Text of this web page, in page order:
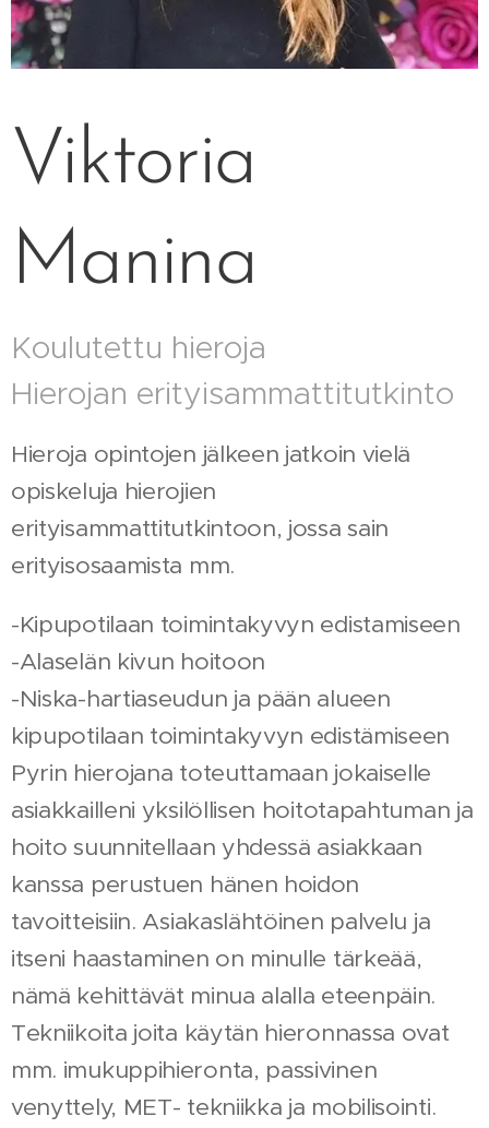
Viktoria
Manina
Koulutettu hieroja
Hierojan erityisammattitutkinto
Hieroja opintojen jälkeen jatkoin vielä
opiskeluja hierojien
erityisammattitutkintoon, jossa sain
erityisosaamista mm.
-Kipupotilaan toimintakyvyn edistamiseen
-Alaselän kivun hoitoon
-Niska-hartiaseudun ja pään alueen
kipupotilaan toimintakyvyn edistämiseen
Pyrin hierojana toteuttamaan jokaiselle
asiakkailleni yksilöllisen hoitotapahtuman ja
hoito suunnitellaan yhdessä asiakkaan
kanssa perustuen hänen hoidon
tavoitteisiin. Asiakaslähtöinen palvelu ja
itseni haastaminen on minulle tärkeää,
nämä kehittävät minua alalla eteenpäin.
Tekniikoita joita käytän hieronnassa ovat
mm. imukuppihieronta, passivinen
venyttely, MET- tekniikka ja mobilisointi.